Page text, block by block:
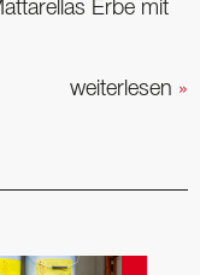
Erbe mit
weiterlesen »